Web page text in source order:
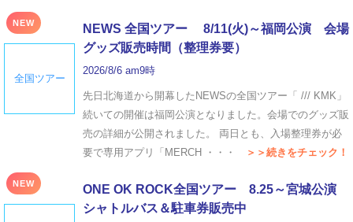
NEW
全国ツアー
NEWS 全国ツアー 8/11(火)～福岡公演 会場
グッズ販売時間（整理券要）
2026/8/6 am9時
先日北海道から開幕したNEWSの全国ツアー「 /// KMK」
続いての開催は福岡公演となりました。会場でのグッズ販
売の詳細が公開されました。 両日とも、入場整理券が必
要で専用アプリ「MERCH ・・・
＞＞続きをチェック！
NEW
ONE OK ROCK全国ツアー 8.25～宮城公演
シャトルバス＆駐車券販売中